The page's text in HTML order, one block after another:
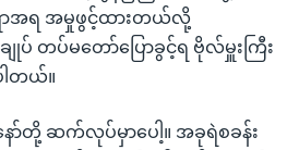
ာအရ အမှုဖွင့်ထားတယ်လို့
ပ် တပ်မတော်ပြောခွင့်ရ ဗိုလ်မှူးကြီး
ါတယ်။
ော်တို့ ဆက်လုပ်မှာပေါ့။ အခုရဲစခန်း